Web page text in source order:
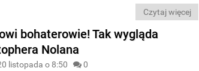
specjalnych, nie zamierza porzucać swojego
Czytaj więcej
bohaterowie! Tak wygląda
Nolana
listopada o 8:50 0